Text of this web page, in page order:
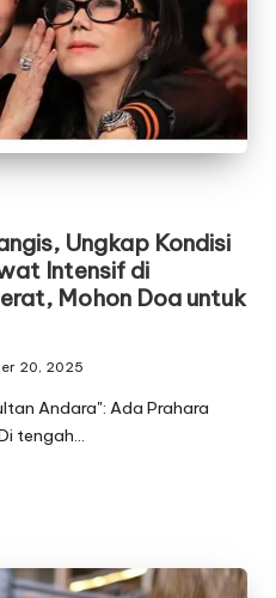
Ungkap Kondisi
Intensif di
Mohon Doa untuk
20, 2025
Andara": Ada Prahara
tengah…